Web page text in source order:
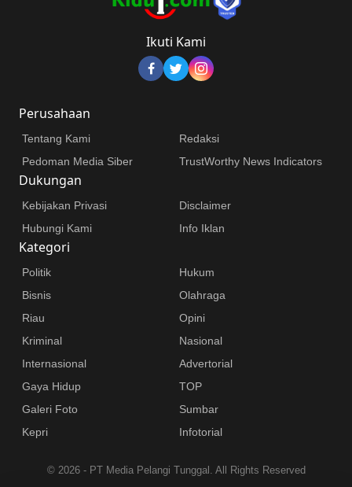
Ikuti Kami
Perusahaan
Tentang Kami
Redaksi
Pedoman Media Siber
TrustWorthy News Indicators
Dukungan
Kebijakan Privasi
Disclaimer
Hubungi Kami
Info Iklan
Kategori
Politik
Hukum
Bisnis
Olahraga
Riau
Opini
Kriminal
Nasional
Internasional
Advertorial
Gaya Hidup
TOP
Galeri Foto
Sumbar
Kepri
Infotorial
© 2026 - PT Media Pelangi Tunggal. All Rights Reserved